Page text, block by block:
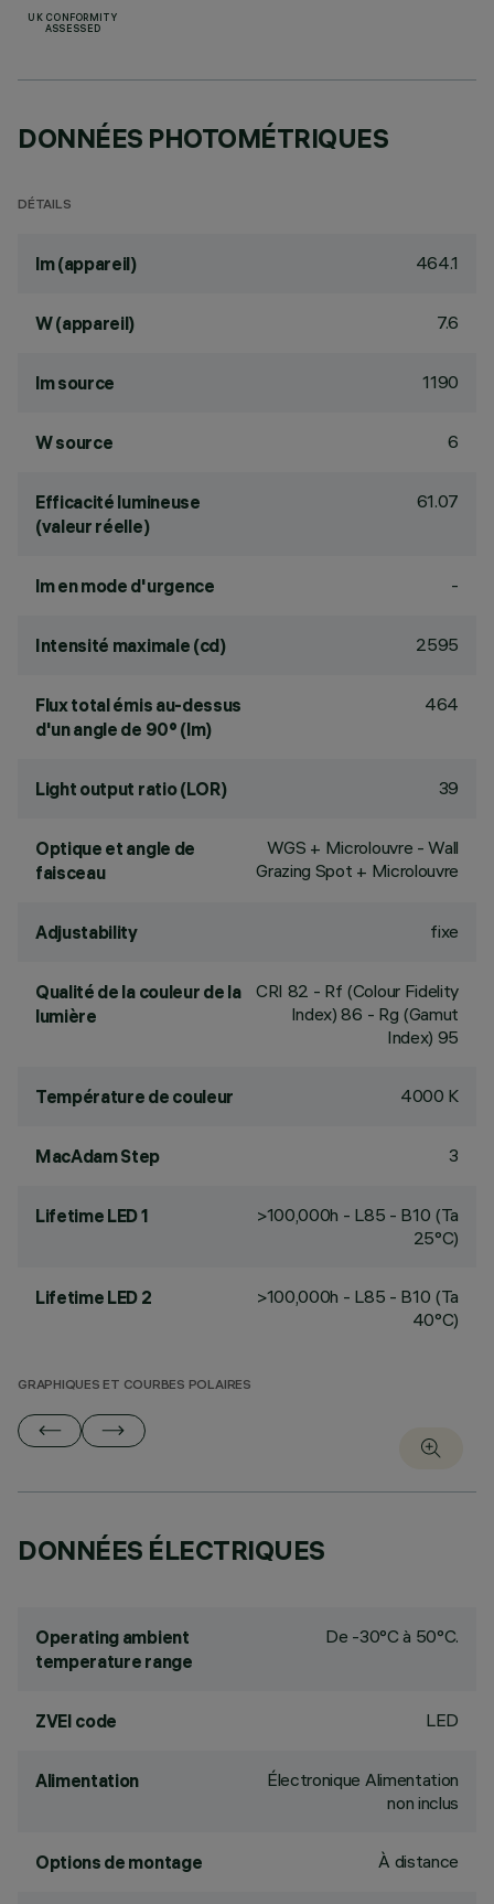
UK CONFORMITY
ASSESSED
DONNÉES PHOTOMÉTRIQUES
DÉTAILS
lm (appareil) 464.1
W (appareil) 7.6
lm source 1190
W source 6
Efficacité lumineuse
(valeur réelle)
61.07
lm en mode d'urgence -
Intensité maximale (cd) 2595
Flux total émis au-dessus
d'un angle de 90° (lm)
464
Light output ratio (LOR) 39
Optique et angle de
faisceau
WGS + Microlouvre - Wall
Grazing Spot + Microlouvre
Adjustability fixe
Qualité de la couleur de la
lumière
CRI 82 - Rf (Colour Fidelity
Index) 86 - Rg (Gamut
Index) 95
Température de couleur 4000 K
MacAdam Step 3
Lifetime LED 1
>100,000h - L85 - B10 (Ta
25°C)
Lifetime LED 2
>100,000h - L85 - B10 (Ta
40°C)
GRAPHIQUES ET COURBES POLAIRES
DONNÉES ÉLECTRIQUES
Operating ambient
temperature range
De -30°C à 50°C.
ZVEI code LED
Alimentation
Électronique Alimentation
non inclus
Options de montage À distance